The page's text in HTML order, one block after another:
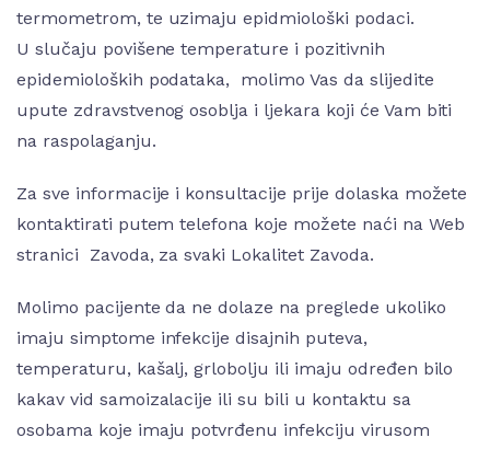
termometrom, te uzimaju epidmiološki podaci.
U slučaju povišene temperature i pozitivnih
epidemioloških podataka, molimo Vas da slijedite
upute zdravstvenog osoblja i ljekara koji će Vam biti
na raspolaganju.
Za sve informacije i konsultacije prije dolaska možete
kontaktirati putem telefona koje možete naći na Web
stranici Zavoda, za svaki Lokalitet Zavoda.
Molimo pacijente da ne dolaze na preglede ukoliko
imaju simptome infekcije disajnih puteva,
temperaturu, kašalj, grlobolju ili imaju određen bilo
kakav vid samoizalacije ili su bili u kontaktu sa
osobama koje imaju potvrđenu infekciju virusom